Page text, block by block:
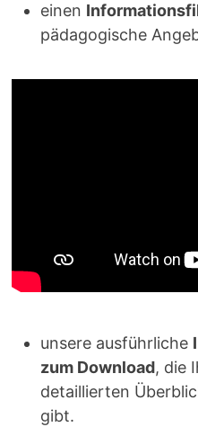
einen
pädagogische
unsere ausführliche
zum Download, die
detaillierten
gibt.